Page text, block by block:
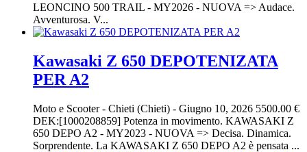
LEONCINO 500 TRAIL - MY2026 - NUOVA => Audace.
Avventurosa. V...
Kawasaki Z 650 DEPOTENIZATA
PER A2
Moto e Scooter- Chieti (Chieti) - Giugno 10, 2026 5500.00 €
DEK:[1000208859] Potenza in movimento. KAWASAKI Z
650 DEPO A2 - MY2023 - NUOVA => Decisa. Dinamica.
Sorprendente. La KAWASAKI Z 650 DEPO A2 è pensata ...